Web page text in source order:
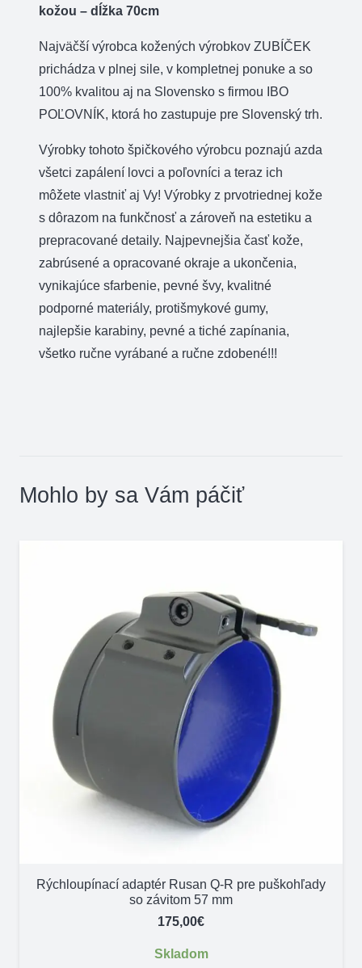
dĺžka
70cm
kožou – dĺžka 70cm
Najväčší výrobca kožených výrobkov ZUBÍČEK
prichádza v plnej sile, v kompletnej ponuke a so
100% kvalitou aj na Slovensko s firmou IBO
POĽOVNÍK, ktorá ho zastupuje pre Slovenský trh.
Výrobky tohoto špičkového výrobcu poznajú azda
všetci zapálení lovci a poľovníci a teraz ich
môžete vlastniť aj Vy! Výrobky z prvotriednej kože
s dôrazom na funkčnosť a zároveň na estetiku a
prepracované detaily. Najpevnejšia časť kože,
zabrúsené a opracované okraje a ukončenia,
vynikajúce sfarbenie, pevné švy, kvalitné
podporné materiály, protišmykové gumy,
najlepšie karabiny, pevné a tiché zapínania,
všetko ručne vyrábané a ručne zdobené!!!
Mohlo by sa Vám páčiť
Rýchloupínací adaptér Rusan Q-R pre puškohľady
so závitom 57 mm
175,00€
Skladom